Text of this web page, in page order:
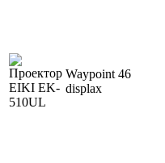
Waypoint 46
displax